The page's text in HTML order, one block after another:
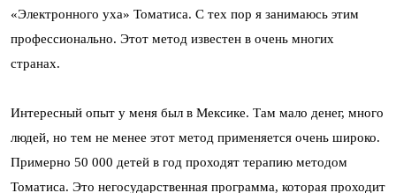
«Электронного уха» Томатиса. С тех пор я занимаюсь этим
профессионально. Этот метод известен в очень многих
странах.
Интересный опыт у меня был в Мексике. Там мало денег, много
людей, но тем не менее этот метод применяется очень широко.
Примерно 50 000 детей в год проходят терапию методом
Томатиса. Это негосударственная программа, которая проходит